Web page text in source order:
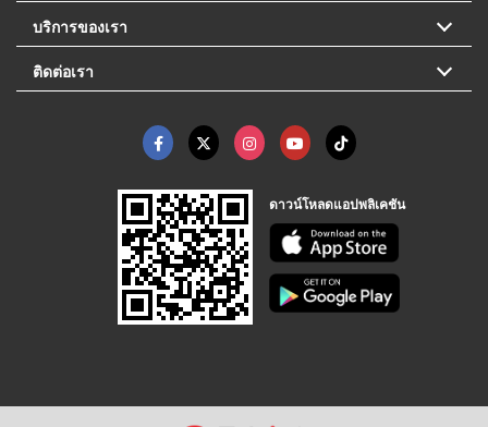
บริการของเรา
ติดต่อเรา
ดาวน์โหลดแอปพลิเคชัน